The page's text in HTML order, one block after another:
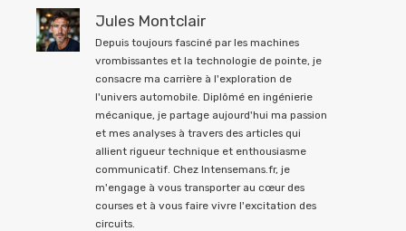
Jules Montclair
Depuis toujours fasciné par les machines
vrombissantes et la technologie de pointe, je
consacre ma carrière à l'exploration de
l'univers automobile. Diplômé en ingénierie
mécanique, je partage aujourd'hui ma passion
et mes analyses à travers des articles qui
allient rigueur technique et enthousiasme
communicatif. Chez Intensemans.fr, je
m'engage à vous transporter au cœur des
courses et à vous faire vivre l'excitation des
circuits.